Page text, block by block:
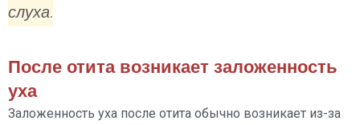
слуха.
После отита возникает заложенность
уха
Заложенность уха после отита обычно возникает из-за